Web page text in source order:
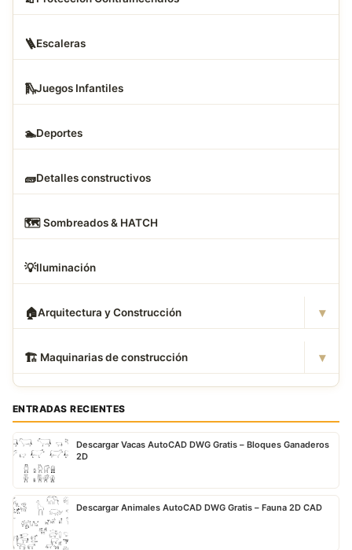
🪜Escaleras
🛝Juegos Infantiles
🏊Deportes
🧱Detalles constructivos
🗺️ Sombreados & HATCH
💡Iluminación
🏠Arquitectura y Construcción ▾
🏗 ️ Maquinarias de construcción ▾
ENTRADAS RECIENTES
Descargar Vacas AutoCAD DWG Gratis – Bloques Ganaderos
2D
Descargar Animales AutoCAD DWG Gratis – Fauna 2D CAD